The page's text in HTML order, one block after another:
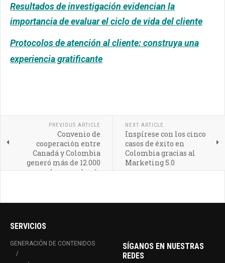
Resultados de investigación evidencian la
importancia de evaluar el ciclo de vida del cliente
Protocolos de atención al cliente: construya una
experiencia gratificante
PREVIOUS ARTICLE
Convenio de
cooperación entre
Canadá y Colombia
generó más de 12.000
empleos en el país
NEXT ARTICLE
Inspírese con los cinco
casos de éxito en
Colombia gracias al
Marketing 5.0
SERVICIOS
GENERACIÓN DE CONTENIDOS
SÍGANOS EN NUESTRAS
REDES